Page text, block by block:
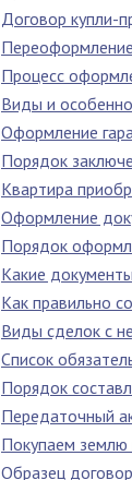
Договор купли-
Процесс
Виды и
Оформление
Порядок
Квартира
Оформление
Порядок
Какие
Как правильно
Виды сделок с
Список
Порядок
Передаточный
Покупаем землю
Образец